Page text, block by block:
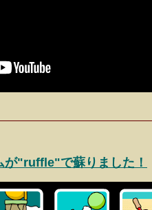
"ruffle"で蘇りました！